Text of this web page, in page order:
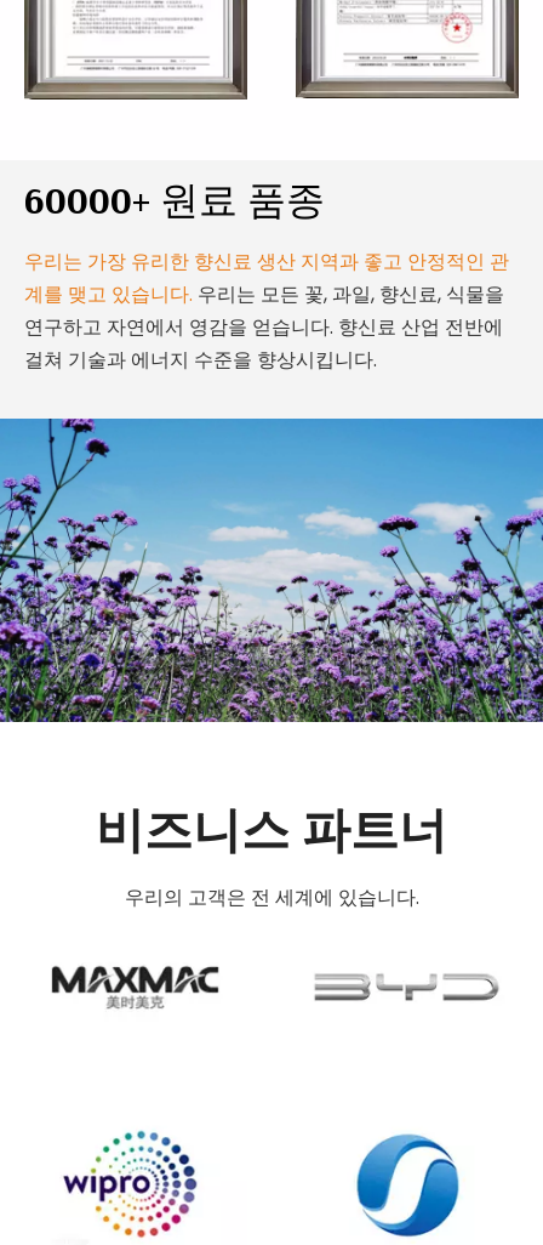
60000+ 원료 품종
우리는 가장 유리한 향신료 생산 지역과 좋고 안정적인 관
계를 맺고 있습니다. 우리는 모든 꽃, 과일, 향신료, 식물을
연구하고 자연에서 영감을 얻습니다. 향신료 산업 전반에
걸쳐 기술과 에너지 수준을 향상시킵니다.
비즈니스 파트너
우리의 고객은 전 세계에 있습니다.